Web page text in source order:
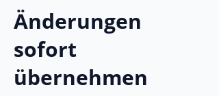
Änderungen
sofort
übernehmen